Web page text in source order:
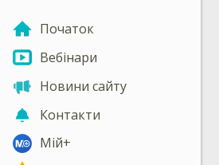
Початок
Вебінари
Новини сайту
Контакти
Мій+